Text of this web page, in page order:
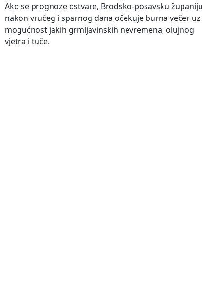
Ako se prognoze ostvare, Brodsko-posavsku županiju
nakon vrućeg i sparnog dana očekuje burna večer uz
mogućnost jakih grmljavinskih nevremena, olujnog
vjetra i tuče.